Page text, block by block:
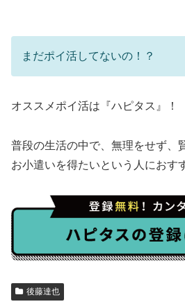
まだポイ活してないの！？
オススメポイ活は『ハピタス』！
普段の生活の中で、無理をせず、
お小遣いを得たいという人におす
後藤達也